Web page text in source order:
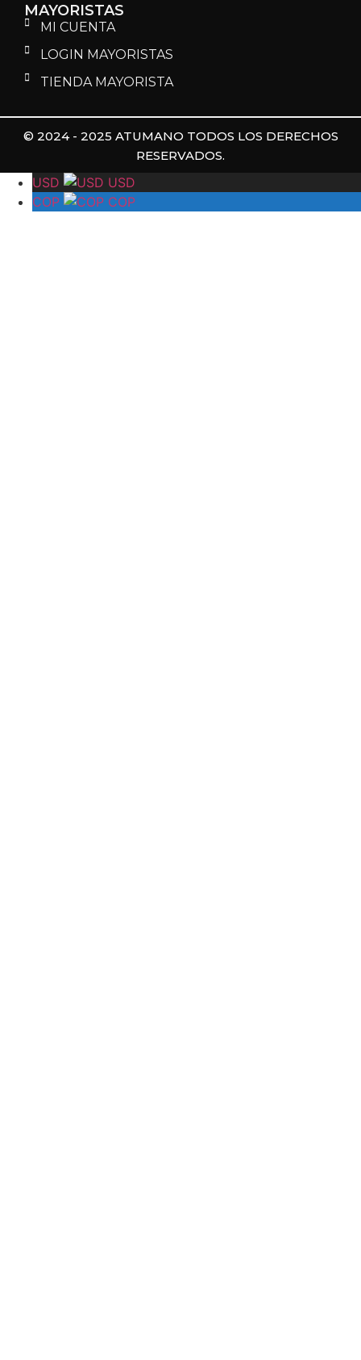
MAYORISTAS
MI CUENTA
LOGIN MAYORISTAS
TIENDA MAYORISTA
© 2024 - 2025 ATUMANO TODOS LOS DERECHOS
RESERVADOS.
USD
USD
COP
COP